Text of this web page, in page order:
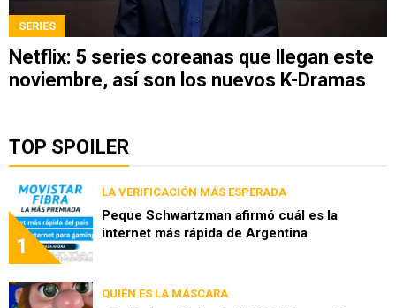
SERIES
Netflix: 5 series coreanas que llegan este
noviembre, así son los nuevos K-Dramas
TOP SPOILER
1
LA VERIFICACIÓN MÁS ESPERADA
Peque Schwartzman afirmó cuál es la
internet más rápida de Argentina
QUIÉN ES LA MÁSCARA